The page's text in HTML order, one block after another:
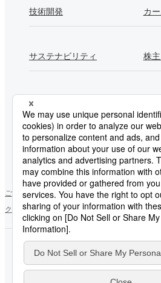
技術開発 カ
サステナビリティ 株
採用情報
製鉄所一覧
ご利用にあたってソーシャルメディアポリシー
クッキー使用についてお問い合わせサイトマッ
日本製
鉄
公式ア
（新規ウ
で開きま